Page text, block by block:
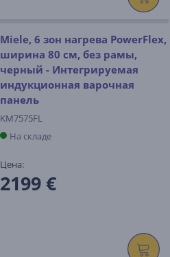
Miele, 6 зон нагрева PowerFlex,
ширина 80 см, без рамы,
черный - Интегрируемая
индукционная варочная
панель
KM7575FL
На складе
Цена:
2199 €